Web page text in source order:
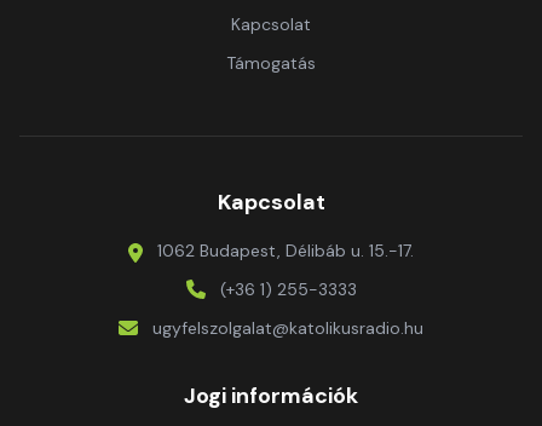
Kapcsolat
Támogatás
Kapcsolat
1062 Budapest, Délibáb u. 15.-17.
(+36 1) 255-3333
ugyfelszolgalat@katolikusradio.hu
Jogi információk